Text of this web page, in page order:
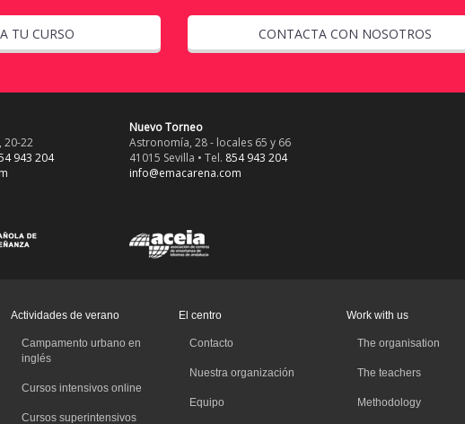
TU CURSO CONTACTA CON NOSOTROS
20-22
943 204
Nuevo Torneo
Astronomía, 28 - locales 65 y 66
41015 Sevilla • Tel. 854 943 204
info@emacarena.com
Actividades de verano
Campamento urbano en
inglés
Cursos intensivos online
Cursos superintensivos
El centro
Contacto
Nuestra organización
Equipo
Work with us
The organisation
The teachers
Methodology